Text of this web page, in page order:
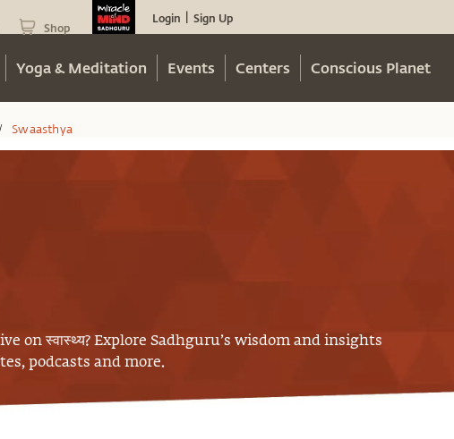
Shop
Login Sign Up
Yoga & Meditation Events Centers Conscious Planet
Swaasthya
onस्वास्थ्य? Explore Sadhguru’s wisdom and insights
podcasts and more.